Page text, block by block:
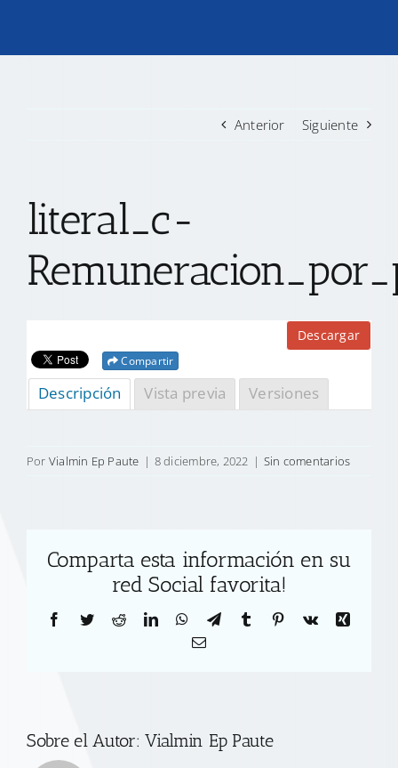
TRANSPARENCIA
CONTACTO
Anterior Siguiente
literal_c-
Descargar
Compartir
Descripción Vista previa Versiones
Por Vialmin Ep Paute | 8 diciembre, 2022 | Sin comentarios
Comparta esta información en su
red Social favorita!
Facebook
TwitterRedditLinkedInWhatsApp
TelegramTumblr Pinterest
Vk
Xing
Correo
Sobre el Autor:Vialmin Ep Paute